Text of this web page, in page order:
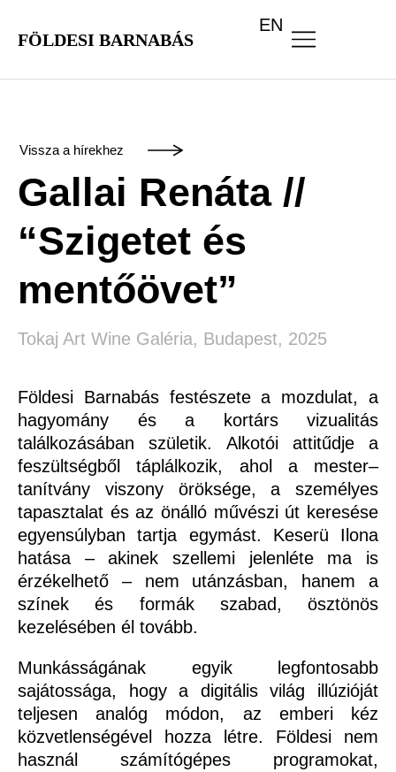
FÖLDESI BARNABÁS
EN
Vissza a hírekhez
Gallai Renáta //
“Szigetet és
mentőövet”
Tokaj Art Wine Galéria, Budapest, 2025
Földesi Barnabás festészete a mozdulat, a
hagyomány és a kortárs vizualitás
találkozásában születik. Alkotói attitűdje a
feszültségből táplálkozik, ahol a mester–
tanítvány viszony öröksége, a személyes
tapasztalat és az önálló művészi út keresése
egyensúlyban tartja egymást. Keserü Ilona
hatása – akinek szellemi jelenléte ma is
érzékelhető – nem utánzásban, hanem a
színek és formák szabad, ösztönös
kezelésében él tovább.
Munkásságának egyik legfontosabb
sajátossága, hogy a digitális világ illúzióját
teljesen analóg módon, az emberi kéz
közvetlenségével hozza létre. Földesi nem
használ számítógépes programokat,